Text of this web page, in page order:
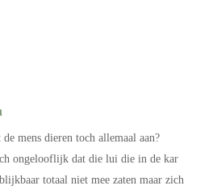
de mens dieren toch allemaal aan?
ongelooflijk dat die lui die in de kar
totaal niet mee zaten maar zich